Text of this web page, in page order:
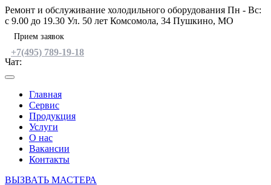
Skip
to
content
Ремонт и обслуживание холодильного оборудования Пн - Вс:
c 9.00 до 19.30 Ул. 50 лет Комсомола, 34 Пушкино, МО
Прием заявок
+7(495) 789-19-18
Чат:
Главная
Сервис
Продукция
Услуги
О нас
Вакансии
Контакты
ВЫЗВАТЬ МАСТЕРА